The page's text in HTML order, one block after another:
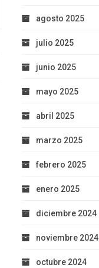
agosto 2025
julio 2025
junio 2025
mayo 2025
abril 2025
marzo 2025
febrero 2025
enero 2025
diciembre 2024
noviembre 2024
octubre 2024